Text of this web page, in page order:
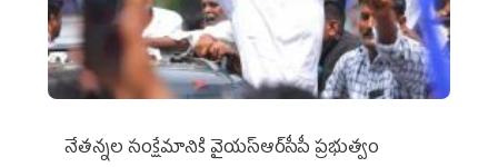
నేతన్నల సంక్షేమానికి వైయ‌స్ఆర్‌సీపీ ప్రభుత్వం